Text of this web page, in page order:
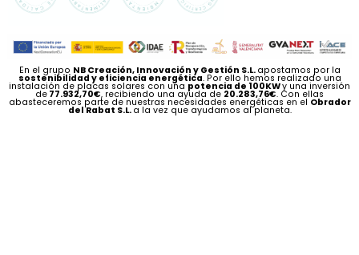
En el grupo NB Creación, Innovación y Gestión S.L. apostamos por la
sostenibilidad y eficiencia energética. Por ello hemos realizado una
instalación de placas solares con una potencia de 100KWy una inversión
de 77.932,70€, recibiendo una ayuda de 20.283,76€. Con ellas
abasteceremos parte de nuestras necesidades energéticas en el Obrador
del Rabat S.L. a la vez que ayudamos al planeta.